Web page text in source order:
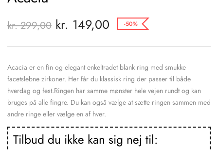
kr.299,00 kr. 149,00 -50%
Acacia er en fin og elegant enkeltradet blank ring med smukke
facetslebne zirkoner. Her får du klassisk ring der passer til både
hverdag og fest.Ringen har samme mønster hele vejen rundt og kan
bruges på alle fingre. Du kan også vælge at sætte ringen sammen med
andre ringe eller vælge en af hver.
Tilbud du ikke kan sig nej til: